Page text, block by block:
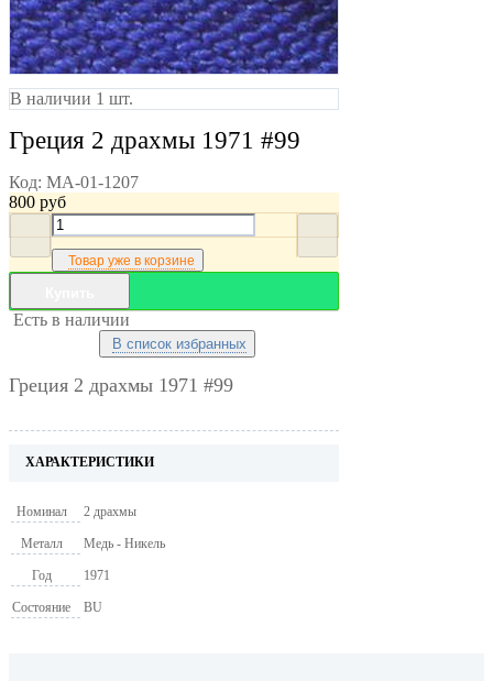
В наличии 1 шт.
Греция 2 драхмы 1971 #99
Код: MA-01-1207
800 руб
Товар уже в корзине
Есть в наличии
В список избранных
Греция 2 драхмы 1971 #99
ХАРАКТЕРИСТИКИ
Номинал 2 драхмы
Металл Медь - Никель
Год 1971
Состояние BU